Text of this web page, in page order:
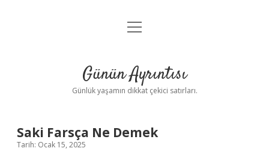
Anasayfa
Yasal Uyarı
menüyü
Günün Ayrıntısı
Günlük yaşamın dikkat çekici satırları.
Saki Farsça Ne Demek
Tarih: Ocak 15, 2025